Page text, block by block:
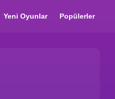
Yeni Oyunlar Popülerler